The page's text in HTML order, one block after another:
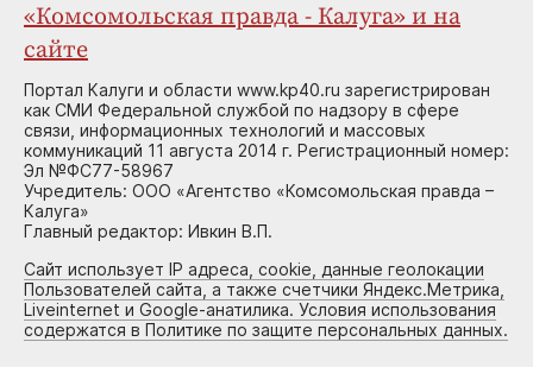
«Комсомольская правда - Калуга» и на
сайте
Портал Калуги и области www.kp40.ru зарегистрирован
как СМИ Федеральной службой по надзору в сфере
связи, информационных технологий и массовых
коммуникаций 11 августа 2014 г. Регистрационный номер:
Эл №ФС77-58967
Учредитель: ООО «Агентство «Комсомольская правда –
Калуга»
Главный редактор: Ивкин В.П.
Сайт использует IP адреса, cookie, данные геолокации
Пользователей сайта, а также счетчики Яндекс.Метрика,
Liveinternet и Google-анатилика. Условия использования
содержатся в Политике по защите персональных данных.